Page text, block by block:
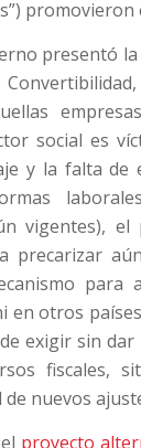
promovieron
presentó
social es
y la falta de
vigentes),
precarizar
en otros
exigir sin
fiscales,
nuevos
proyecto